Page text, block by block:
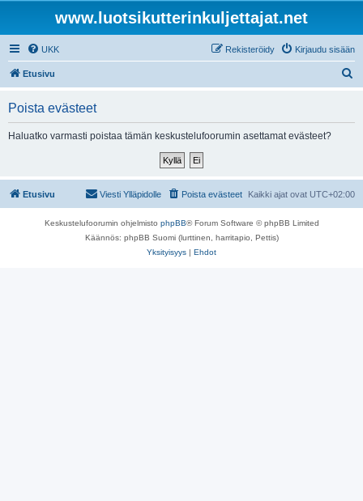
www.luotsikutterinkuljettajat.net
UKK Kirjaudu sisään
Rekisteröidy
Etusivu
Poista evästeet
Haluatko varmasti poistaa tämän keskustelufoorumin asettamat evästeet?
Etusivu Kaikki ajat ovat UTC+02:00
Poista evästeet
Viesti Ylläpidolle
Keskustelufoorumin ohjelmisto phpBB® Forum Software © phpBB Limited
Käännös: phpBB Suomi (lurttinen, harritapio, Pettis)
Yksityisyys | Ehdot